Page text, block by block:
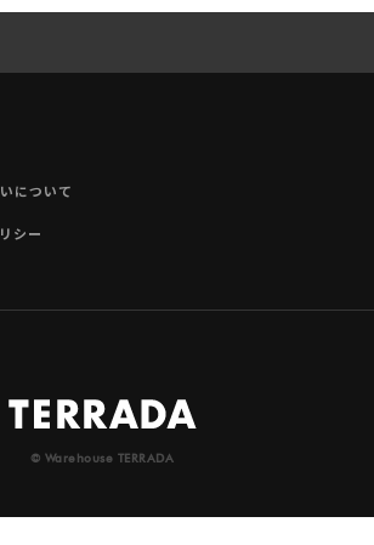
について
シー
© Warehouse TERRADA